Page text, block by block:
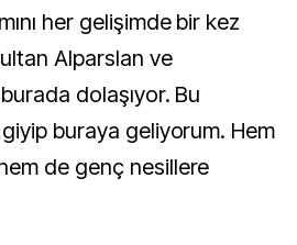
her gelişimde bir kez
Alparslan ve
dolaşıyor. Bu
buraya geliyorum. Hem
de genç nesillere